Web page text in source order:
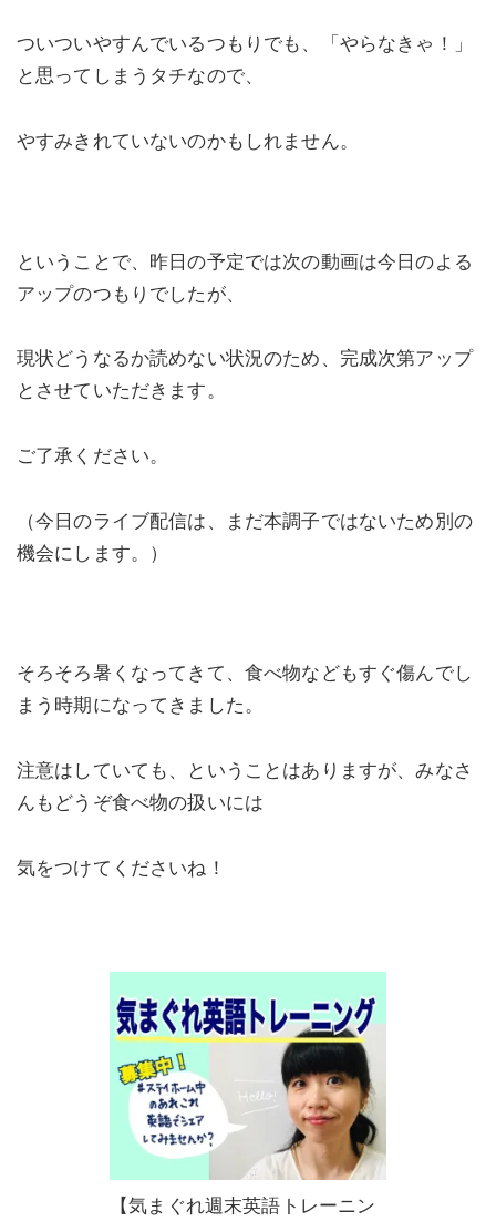
ついついやすんでいるつもりでも、「やらなきゃ！」
と思ってしまうタチなので、
やすみきれていないのかもしれません。
ということで、昨日の予定では次の動画は今日のよる
アップのつもりでしたが、
現状どうなるか読めない状況のため、完成次第アップ
とさせていただきます。
ご了承ください。
（今日のライブ配信は、まだ本調子ではないため別の
機会にします。）
そろそろ暑くなってきて、食べ物などもすぐ傷んでし
まう時期になってきました。
注意はしていても、ということはありますが、みなさ
んもどうぞ食べ物の扱いには
気をつけてくださいね！
【気まぐれ週末英語トレーニン